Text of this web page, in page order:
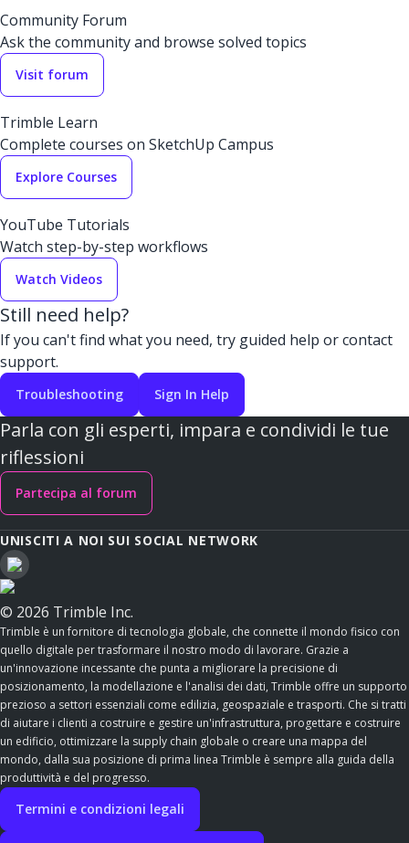
Community Forum
Ask the community and browse solved topics
Visit forum
Trimble Learn
Complete courses on SketchUp Campus
Explore Courses
YouTube Tutorials
Watch step-by-step workflows
Watch Videos
Still need help?
If you can't find what you need, try guided help or contact
support.
Troubleshooting Sign In Help
Parla con gli esperti, impara e condividi le tue
riflessioni
Partecipa al forum
UNISCITI A NOI SUI SOCIAL NETWORK
© 2026 Trimble Inc.
Trimble è un fornitore di tecnologia globale, che connette il mondo fisico con
quello digitale per trasformare il nostro modo di lavorare. Grazie a
un'innovazione incessante che punta a migliorare la precisione di
posizionamento, la modellazione e l'analisi dei dati, Trimble offre un supporto
prezioso a settori essenziali come edilizia, geospaziale e trasporti. Che si tratti
di aiutare i clienti a costruire e gestire un'infrastruttura, progettare e costruire
un edificio, ottimizzare la supply chain globale o creare una mappa del
mondo, dalla sua posizione di prima linea Trimble è sempre alla guida della
produttività e del progresso.
Termini e condizioni legali